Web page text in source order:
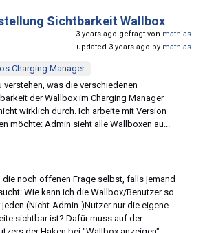
Sichtbarkeit Wallbox
3 years ago gefragt von mathias
updated 3 years ago by mathias
Charging Manager
verstehen, was die verschiedenen
der Wallbox im Charging Manager
wirklich durch. Ich arbeite mit Version
möchte: Admin sieht alle Wallboxen au...
die noch offenen Frage selbst, falls jemand
Wie kann ich die Wallbox/Benutzer so
(Nicht-Admin-)Nutzer nur die eigene
sichtbar ist? Dafür muss auf der